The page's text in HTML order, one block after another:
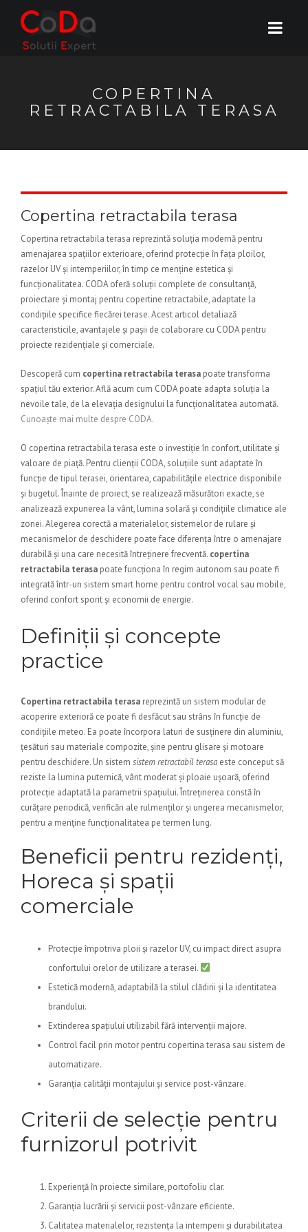
COPERTINA
RETRACTABILA TERASA
Copertina retractabila terasa
Copertina retractabila terasa reprezintă soluția modernă pentru
amenajarea spațiilor exterioare, oferind protecție în fața ploilor,
razelor UV și intemperiilor, în timp ce menține estetica și
funcționalitatea. CODA oferă soluții complete de consultanță,
proiectare și montaj pentru copertine retractabile, adaptate la
condițiile specifice fiecărei terase. Acest articol detaliază
caracteristicile, avantajele și pașii de colaborare cu CODA pentru
proiecte rezidențiale și comerciale.
Descoperă cum copertina retractabila terasa poate transforma
spațiul tău exterior. Află acum cum CODA poate adapta soluția la
nevoile tale, de la elevația designului la funcționalitatea automată.
Cunoaște mai multe despre CODA.
O copertina retractabila terasa este o investiție în confort, utilitate și
valoare de piață. Pentru clienții CODA, soluțiile sunt adaptate în
funcție de tipul terasei, orientarea, capabilitățile electrice disponibile
și bugetul. Înainte de proiect, se realizează măsurători exacte, se
analizează expunerea la vânt, lumina solară și condițiile climatice ale
zonei. Alegerea corectă a materialelor, sistemelor de rulare și
mecanismelor de deschidere poate face diferența între o amenajare
durabilă și una care necesită întreținere frecventă. copertina
retractabila terasa poate funcționa în regim autonom sau poate fi
integrată într-un sistem smart home pentru control vocal sau mobile,
oferind confort sporit și economii de energie.
Definiții și concepte
practice
Copertina retractabila terasa reprezintă un sistem modular de
acoperire exterioră ce poate fi desfăcut sau strâns în funcție de
condițiile meteo. Ea poate încorpora laturi de susținere din aluminiu,
țesături sau materiale compozite, șine pentru glisare și motoare
pentru deschidere. Un sistem sistem retractabil terasa este conceput să
reziste la lumina puternică, vânt moderat și ploaie ușoară, oferind
protecție adaptată la parametrii spațiului. Întreținerea constă în
curățare periodică, verificări ale rulmenților și ungerea mecanismelor,
pentru a menține funcționalitatea pe termen lung.
Beneficii pentru rezidenți,
Horeca și spații
comerciale
Protecție împotriva ploii și razelor UV, cu impact direct asupra
confortului orelor de utilizare a terasei.
Estetică modernă, adaptabilă la stilul clădirii și la identitatea
brandului.
Extinderea spațiului utilizabil fără intervenții majore.
Control facil prin motor pentru copertina terasa sau sistem de
automatizare.
Garanția calității montajului și service post-vânzare.
Criterii de selecție pentru
furnizorul potrivit
Experiență în proiecte similare, portofoliu clar.
Garanția lucrării și servicii post-vânzare eficiente.
Calitatea materialelor, rezistența la intemperii și durabilitatea